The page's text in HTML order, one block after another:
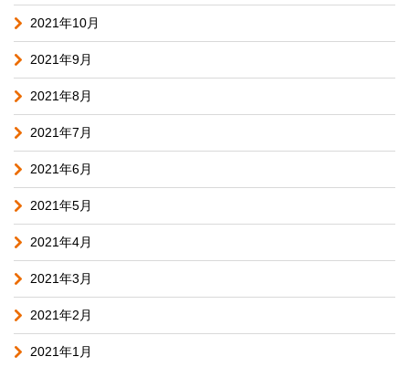
2021年10月
2021年9月
2021年8月
2021年7月
2021年6月
2021年5月
2021年4月
2021年3月
2021年2月
2021年1月